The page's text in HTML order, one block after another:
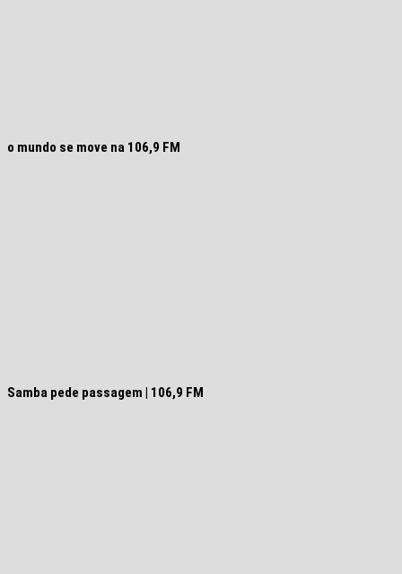
o mundo se move na 106,9 FM
Samba pede passagem | 106,9 FM